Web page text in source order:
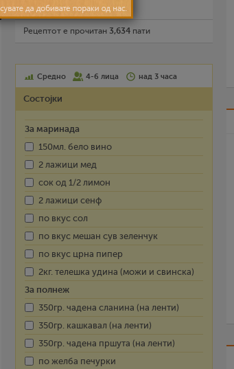
Испечати го рецептот
Рецептот е прочитан 3,634 пати
Средно 4-6 лица над 3 часа
Состојки
За маринада
150мл. бело вино
2 лажици мед
сок од 1/2 лимон
2 лажици сенф
по вкус сол
по вкус мешан сув зеленчук
по вкус црна пипер
2кг. телешка удина (можи и свинска)
За полнеж
350гр. чадена сланина (на ленти)
350гр. кашкавал (на ленти)
350гр. чадена пршута (на ленти)
по желба печурки